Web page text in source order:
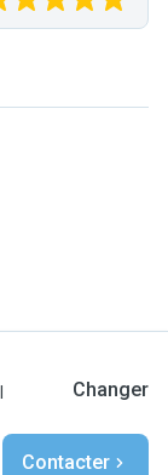
Changer
Contacter